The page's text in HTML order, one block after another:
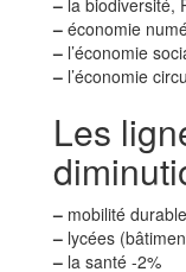
– la biodiversité,
– économie
– l’économie
– l’économie
Les
– mobilité
– lycées
– la santé -2%